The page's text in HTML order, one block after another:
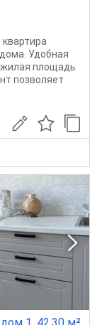
Удобная
площадь
позволяет